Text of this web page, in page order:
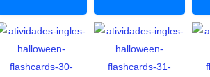
ATIVIDADE ATIVIDADE